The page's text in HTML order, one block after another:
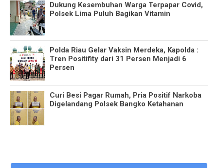
Dukung Kesembuhan Warga Terpapar Covid,
Polsek Lima Puluh Bagikan Vitamin
Polda Riau Gelar Vaksin Merdeka, Kapolda :
Tren Positifity dari 31 Persen Menjadi 6
Persen
Curi Besi Pagar Rumah, Pria Positif Narkoba
Digelandang Polsek Bangko Ketahanan